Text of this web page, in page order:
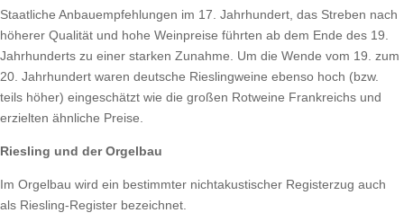
Staatliche Anbauempfehlungen im 17. Jahrhundert, das Streben nach
höherer Qualität und hohe Weinpreise führten ab dem Ende des 19.
Jahrhunderts zu einer starken Zunahme. Um die Wende vom 19. zum
20. Jahrhundert waren deutsche Rieslingweine ebenso hoch (bzw.
teils höher) eingeschätzt wie die großen Rotweine Frankreichs und
erzielten ähnliche Preise.
Riesling und der Orgelbau
Im Orgelbau wird ein bestimmter nichtakustischer Registerzug auch
als Riesling-Register bezeichnet.